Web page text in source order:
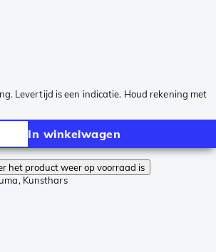
Levertijd is een indicatie. Houd rekening met
In winkelwagen
het product weer op voorraad is
Kunsthars